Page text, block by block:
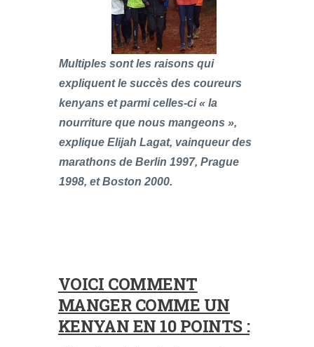
Multiples sont les raisons qui
expliquent le succès des coureurs
kenyans et parmi celles-ci « la
nourriture que nous mangeons »,
explique Elijah Lagat, vainqueur des
marathons de Berlin 1997, Prague
1998, et Boston 2000.
VOICI COMMENT
MANGER COMME UN
KENYAN EN 10 POINTS :